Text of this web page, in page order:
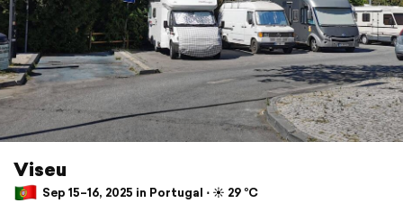
Viseu
Sep 15–16, 2025 in Portugal ⋅ ☀️ 29 °C